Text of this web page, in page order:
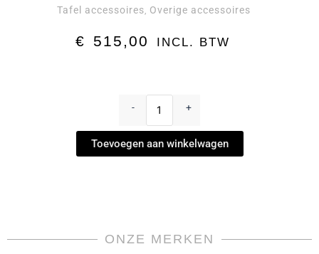
Tafel accessoires, Overige accessoires
€ 515,00 INCL. BTW
-
Christofle
aantal
+
Toevoegen aan winkelwagen
ONZE MERKEN